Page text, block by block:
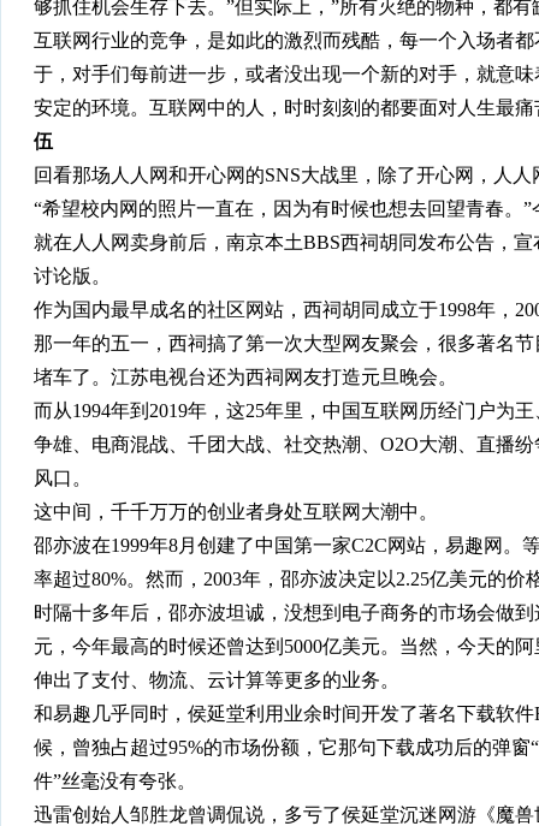
够抓住机会生存下去。”但实际上，”所有灭绝的物种，都有
互联网行业的竞争，是如此的激烈而残酷，每一个入场者
于，对手们每前进一步，或者没出现一个新的对手，就意
安定的环境。互联网中的人，时时刻刻的都要面对人生最
伍
回看那场人人网和开心网的SNS大战里，除了开心网，人
“希望校内网的照片一直在，因为有时候也想去回望青春。
就在人人网卖身前后，南京本土BBS西祠胡同发布公告，
讨论版。
作为国内最早成名的社区网站，西祠胡同成立于1998年，
那一年的五一，西祠搞了第一次大型网友聚会，很多著名
堵车了。江苏电视台还为西祠网友打造元旦晚会。
而从1994年到2019年，这25年里，中国互联网历经门户为
争雄、电商混战、千团大战、社交热潮、O2O大潮、直播
风口。
这中间，千千万万的创业者身处互联网大潮中。
邵亦波在1999年8月创建了中国第一家C2C网站，易趣网。
率超过80%。然而，2003年，邵亦波决定以2.25亿美元的价
时隔十多年后，邵亦波坦诚，没想到电子商务的市场会做
元，今年最高的时候还曾达到5000亿美元。当然，今天的
伸出了支付、物流、云计算等更多的业务。
和易趣几乎同时，侯延堂利用业余时间开发了著名下载软件
候，曾独占超过95%的市场份额，它那句下载成功后的弹
件”丝毫没有夸张。
迅雷创始人邹胜龙曾调侃说，多亏了侯延堂沉迷网游《魔